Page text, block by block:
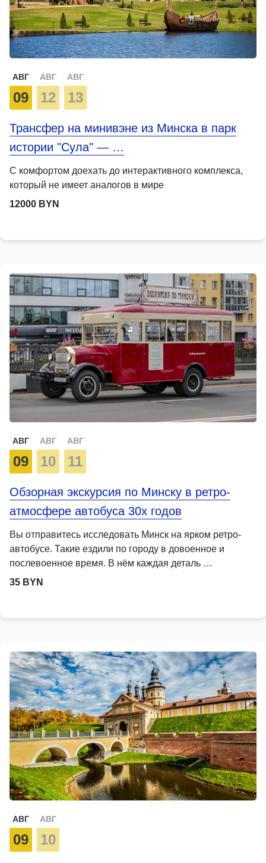
АВГ
09
АВГ
12
АВГ
13
Трансфер на минивэне из Минска в парк
истории "Сула" — …
С комфортом доехать до интерактивного комплекса,
который не имеет аналогов в мире
12000 BYN
АВГ
09
АВГ
10
АВГ
11
Обзорная экскурсия по Минску в ретро-
атмосфере автобуса 30х годов
Вы отправитесь исследовать Минск на ярком ретро-
автобусе. Такие ездили по городу в довоенное и
послевоенное время. В нём каждая деталь …
35 BYN
АВГ
09
АВГ
10